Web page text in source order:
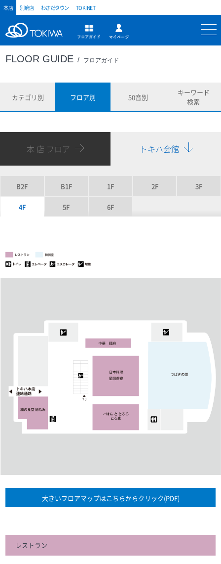
本店 別府店 わさだタウン TOKINET
トキハ フロアガイド
FLOOR GUIDE フロアガイド
カテゴリ別 フロア別 50音別
キーワード
検索
本 店 フロア トキハ会館
B2F B1F 1F 2F 3F
4F 5F 6F
大きいフロアマップはこちらからクリック(PDF)
レストラン